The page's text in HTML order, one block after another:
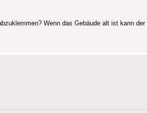
Wenn das Gebäude alt ist kann